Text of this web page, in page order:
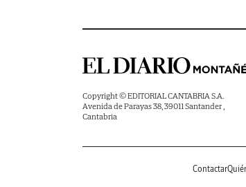
Copyright © EDITORIAL CANTABRIA S.A.
Avenida de Parayas 38, 39011 Santander ,
Cantabria
Contactar